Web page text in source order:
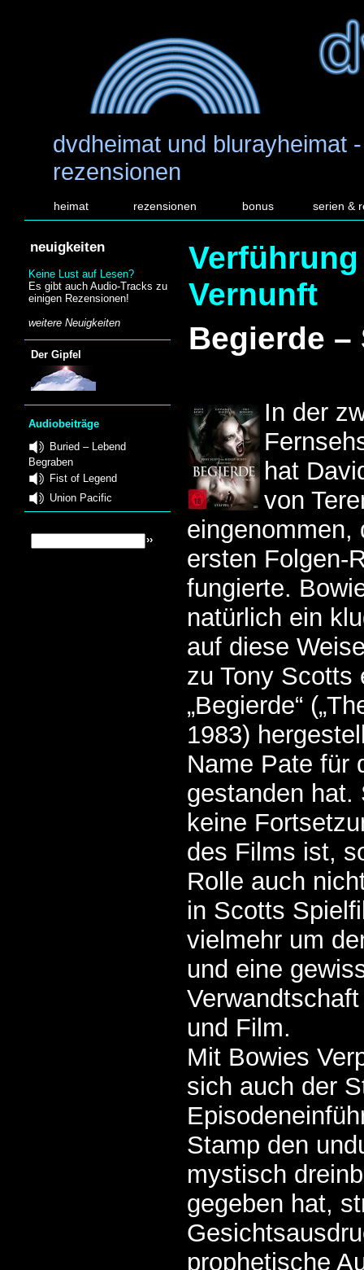
dvdheimat und blurayheimat
rezensionen
heimat rezensionen bonus serien &
neuigkeiten
Keine Lust auf Lesen?
Es gibt auch Audio-Tracks zu
einigen Rezensionen!
weitere Neuigkeiten
Der Gipfel
Audiobeiträge
Buried – Lebend
Begraben
Fist of Legend
Union Pacific
Vernunft
Begierde –
In der
hat
von
eingenommen,
ersten Folgen-
fungierte.
natürlich ein
auf diese
zu Tony Scotts
„Begierde“
1983)
Name Pate für
gestanden hat.
keine
des Films ist,
Rolle auch
in Scotts
vielmehr um
und eine
und Film.
Mit Bowies
sich auch der
Stamp den
mystisch
gegeben hat,
prophetische